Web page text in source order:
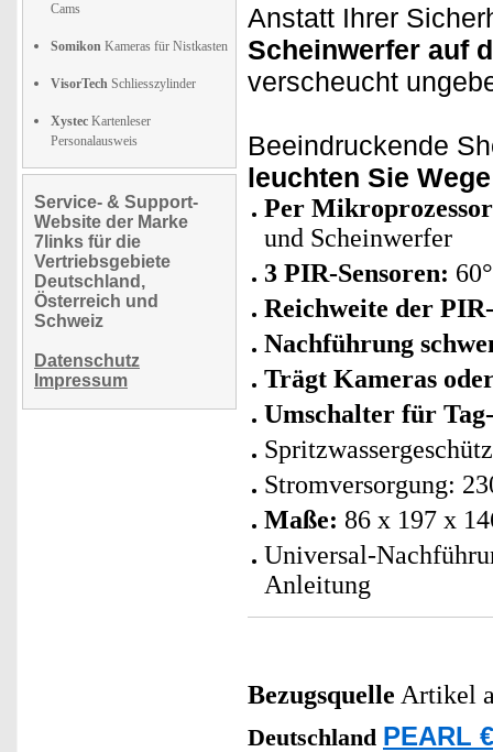
Cams
Somikon Kameras für Nistkasten
VisorTech Schliesszylinder
Xystec Kartenleser
Personalausweis
Service- & Support-
Website der Marke
7links für die
Vertriebsgebiete
Deutschland,
Österreich und
Schweiz
Datenschutz
Impressum
Anstatt Ihrer
Scheinwerfer auf
verscheucht
Beeindruckende
leuchten Sie
Per
und Scheinwerfer
3 PIR-Sensoren:
Reichweite der
Nachführung
Trägt Kameras
Umschalter für
Stromversorgung:
Maße: 86 x 197 x
Universal-
Anleitung
Bezugsquelle Artikel
Deutschland PEARL